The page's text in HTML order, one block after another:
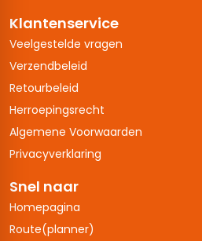
Klantenservice
Veelgestelde vragen
Verzendbeleid
Retourbeleid
Herroepingsrecht
Algemene Voorwaarden
Privacyverklaring
Snel naar
Homepagina
Route(planner)